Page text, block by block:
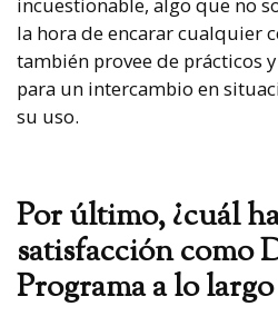
la hora de encarar cualquier
también provee de prácticos
para un intercambio en
su uso.
Por último, ¿cuál
satisfacción como
Programa a lo largo